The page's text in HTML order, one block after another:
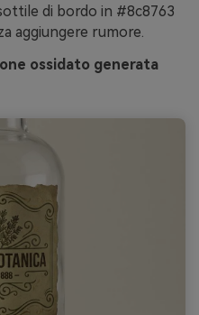
di bordo in #8c8763
aggiungere rumore.
ossidato generata